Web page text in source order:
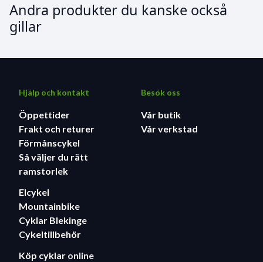
Andra produkter du kanske också
gillar
Hjälp och kontakt
Öppettider
Frakt och returer
Förmånscykel
Så väljer du rätt
ramstorlek
Elcykel
Mountainbike
Cyklar Blekinge
Cykeltillbehör
Köp cyklar online
Besök oss
Vår butik
Vår verkstad